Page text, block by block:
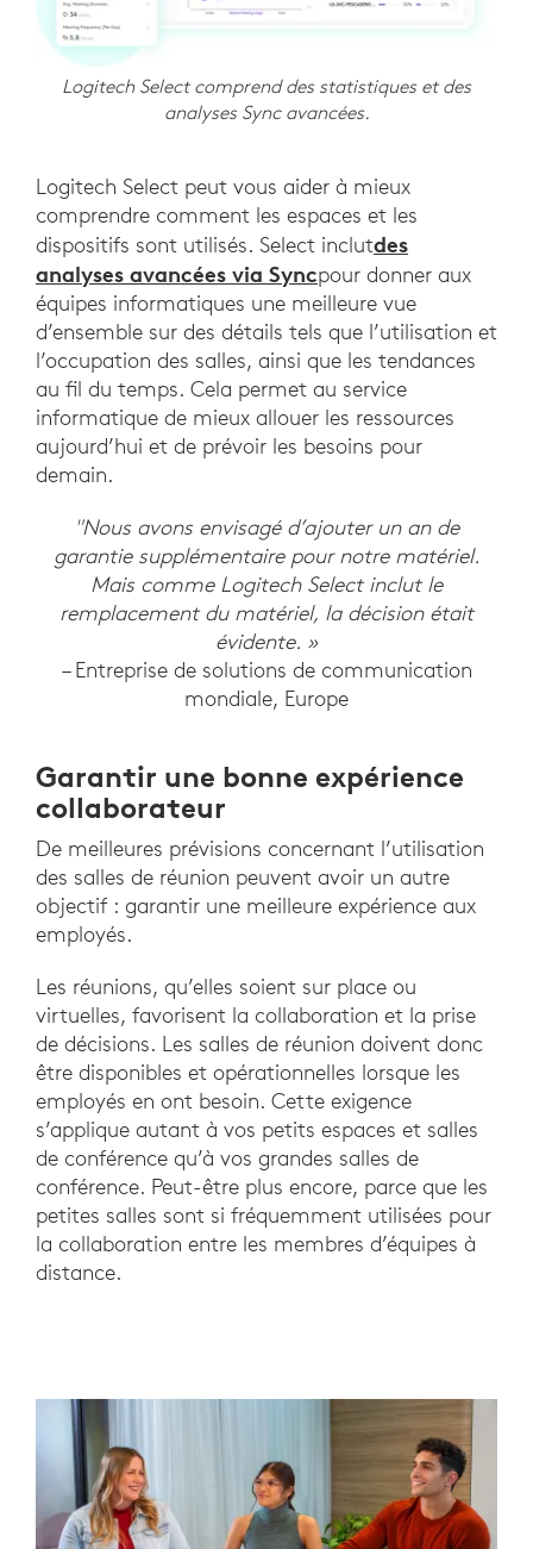
Logitech Select comprend des statistiques et des
analyses Sync avancées.
Logitech Select peut vous aider à mieux
comprendre comment les espaces et les
dispositifs sont utilisés. Select inclutdes
analyses avancées via Syncpour donner aux
équipes informatiques une meilleure vue
d’ensemble sur des détails tels que l’utilisation et
l’occupation des salles, ainsi que les tendances
au fil du temps. Cela permet au service
informatique de mieux allouer les ressources
aujourd’hui et de prévoir les besoins pour
demain.
"Nous avons envisagé d’ajouter un an de
garantie supplémentaire pour notre matériel.
Mais comme Logitech Select inclut le
remplacement du matériel, la décision était
évidente. »
– Entreprise de solutions de communication
mondiale, Europe
Garantir une bonne expérience
collaborateur
De meilleures prévisions concernant l’utilisation
des salles de réunion peuvent avoir un autre
objectif : garantir une meilleure expérience aux
employés.
Les réunions, qu’elles soient sur place ou
virtuelles, favorisent la collaboration et la prise
de décisions. Les salles de réunion doivent donc
être disponibles et opérationnelles lorsque les
employés en ont besoin. Cette exigence
s’applique autant à vos petits espaces et salles
de conférence qu’à vos grandes salles de
conférence. Peut-être plus encore, parce que les
petites salles sont si fréquemment utilisées pour
la collaboration entre les membres d’équipes à
distance.